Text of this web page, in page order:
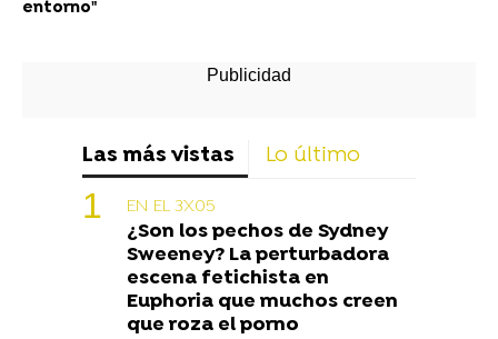
entorno"
Las más vistas Lo último
EN EL 3X05
¿Son los pechos de Sydney
Sweeney? La perturbadora
escena fetichista en
Euphoria que muchos creen
que roza el porno